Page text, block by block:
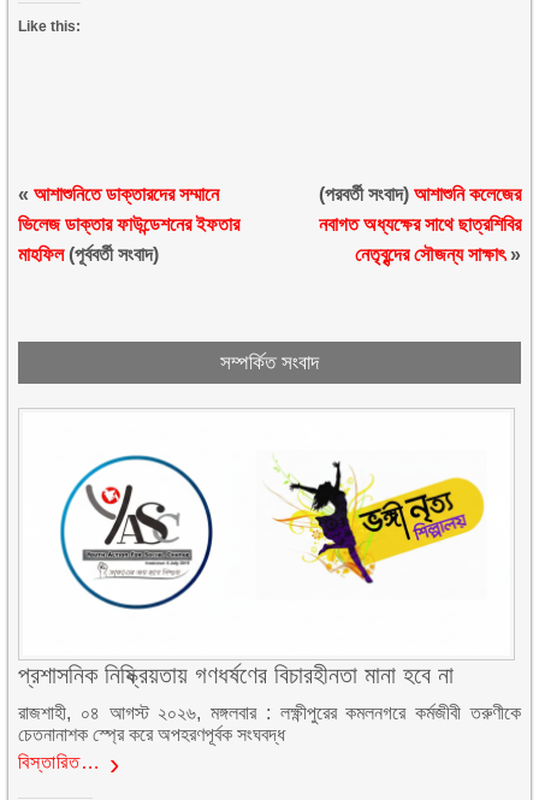
Like this:
«আশাশুনিতে ডাক্তারদের সম্মানে
ভিলেজ ডাক্তার ফাউন্ডেশনের ইফতার
মাহফিল(পূর্ববর্তী সংবাদ)
(পরবর্তী সংবাদ) আশাশুনি কলেজের
নবাগত অধ্যক্ষের সাথে ছাত্রশিবির
নেতৃবৃন্দের সৌজন্য সাক্ষাৎ»
সম্পর্কিত সংবাদ
প্রশাসনিক নিষ্ক্রিয়তায় গণধর্ষণের বিচারহীনতা মানা হবে না
রাজশাহী, ০৪ আগস্ট ২০২৬, মঙ্গলবার : লক্ষ্ণীপুরের কমলনগরে কর্মজীবী তরুণীকে
চেতনানাশক স্প্রে করে অপহরণপূর্বক সংঘবদ্ধ
বিস্তারিত…